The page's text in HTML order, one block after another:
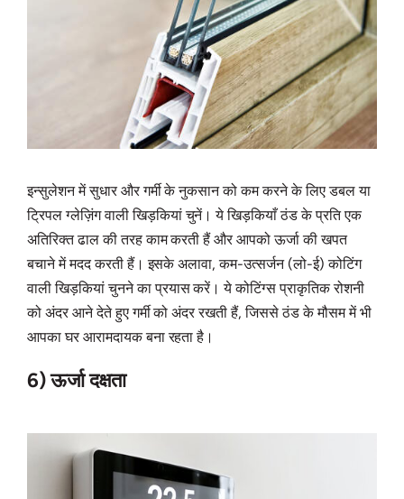
इन्सुलेशन में सुधार और गर्मी के नुकसान को कम करने के लिए डबल या
ट्रिपल ग्लेज़िंग वाली खिड़कियां चुनें। ये खिड़कियाँ ठंड के प्रति एक
अतिरिक्त ढाल की तरह काम करती हैं और आपको ऊर्जा की खपत
बचाने में मदद करती हैं। इसके अलावा, कम-उत्सर्जन (लो-ई) कोटिंग
वाली खिड़कियां चुनने का प्रयास करें। ये कोटिंग्स प्राकृतिक रोशनी
को अंदर आने देते हुए गर्मी को अंदर रखती हैं, जिससे ठंड के मौसम में भी
आपका घर आरामदायक बना रहता है।
6) ऊर्जा दक्षता